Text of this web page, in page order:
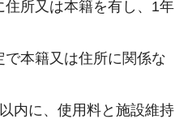
所又は本籍を有し、1年
本籍又は住所に関係な
内に、使用料と施設維持